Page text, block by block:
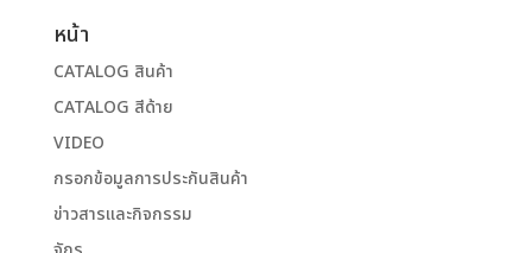
หน้า
CATALOG สินค้า
CATALOG สีด้าย
VIDEO
กรอกข้อมูลการประกันสินค้า
ข่าวสารและกิจกรรม